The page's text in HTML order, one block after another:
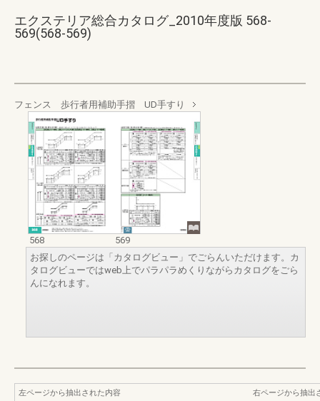
エクステリア総合カタログ_2010年度版 568-
569(568-569)
フェンス 歩行者用補助手摺 UD手すり
568
569
お探しのページは「カタログビュー」でごらんいただけます。カ
タログビューではweb上でパラパラめくりながらカタログをごら
んになれます。
左ページから抽出された内容
右ページから抽出